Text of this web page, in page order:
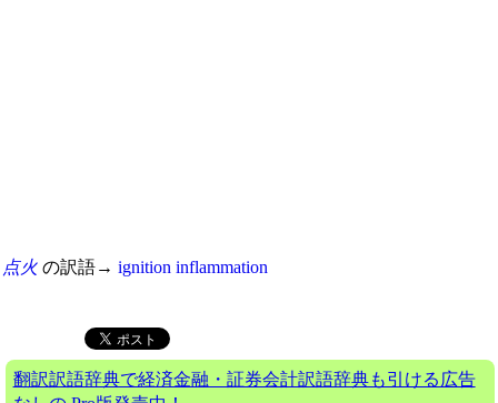
点火 の訳語→ ignition inflammation
翻訳訳語辞典で経済金融・証券会計訳語辞典も引ける広告